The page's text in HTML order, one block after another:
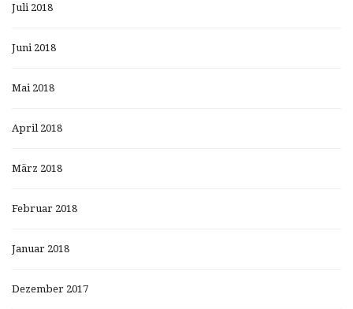
Juli 2018
Juni 2018
Mai 2018
April 2018
März 2018
Februar 2018
Januar 2018
Dezember 2017